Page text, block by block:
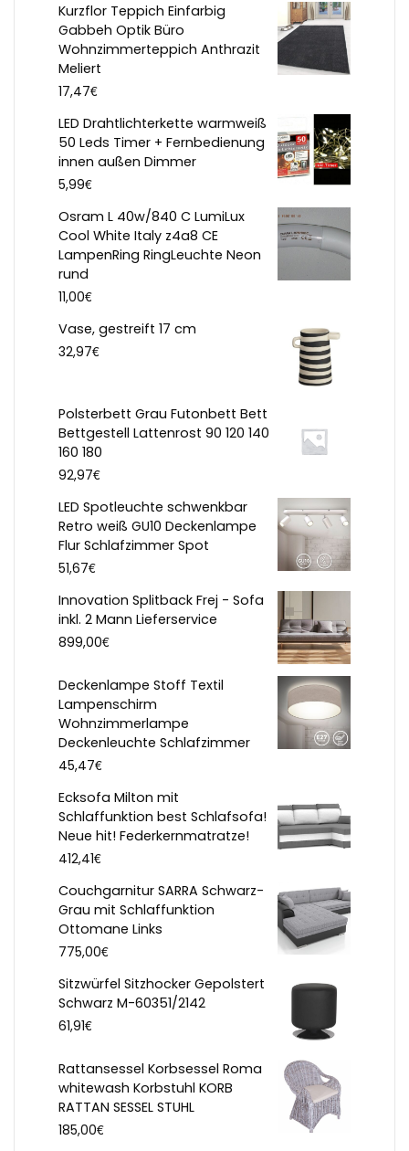
Kurzflor Teppich Einfarbig
Gabbeh Optik Büro
Wohnzimmerteppich Anthrazit
Meliert
17,47€
LED Drahtlichterkette warmweiß
50 Leds Timer + Fernbedienung
innen außen Dimmer
5,99€
Osram L 40w/840 C LumiLux
Cool White Italy z4a8 CE
LampenRing RingLeuchte Neon
rund
11,00€
Vase, gestreift 17 cm
32,97€
Polsterbett Grau Futonbett Bett
Bettgestell Lattenrost 90 120 140
160 180
92,97€
LED Spotleuchte schwenkbar
Retro weiß GU10 Deckenlampe
Flur Schlafzimmer Spot
51,67€
Innovation Splitback Frej - Sofa
inkl. 2 Mann Lieferservice
899,00€
Deckenlampe Stoff Textil
Lampenschirm
Wohnzimmerlampe
Deckenleuchte Schlafzimmer
45,47€
Ecksofa Milton mit
Schlaffunktion best Schlafsofa!
Neue hit! Federkernmatratze!
412,41€
Couchgarnitur SARRA Schwarz-
Grau mit Schlaffunktion
Ottomane Links
775,00€
Sitzwürfel Sitzhocker Gepolstert
Schwarz M-60351/2142
61,91€
Rattansessel Korbsessel Roma
whitewash Korbstuhl KORB
RATTAN SESSEL STUHL
185,00€